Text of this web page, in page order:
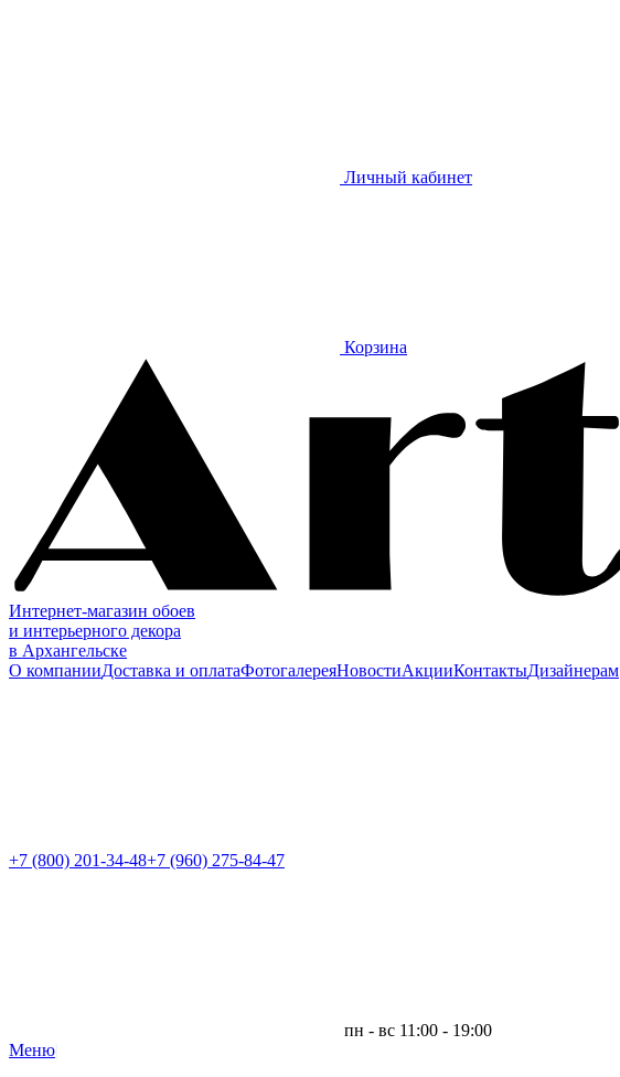
Личный кабинет
Корзина
Интернет-магазин обоев
и интерьерного декора
в Архангельске
О компанииДоставка и оплатаФотогалереяНовостиАкцииКонтактыДизайнерам
+7 (800) 201-34-48+7 (960) 275-84-47
пн - вс 11:00 - 19:00
Меню|